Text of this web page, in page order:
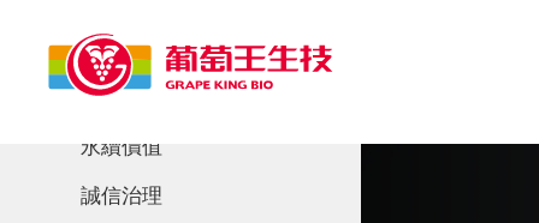
ESG
永續價值
董事長的話
誠信治理